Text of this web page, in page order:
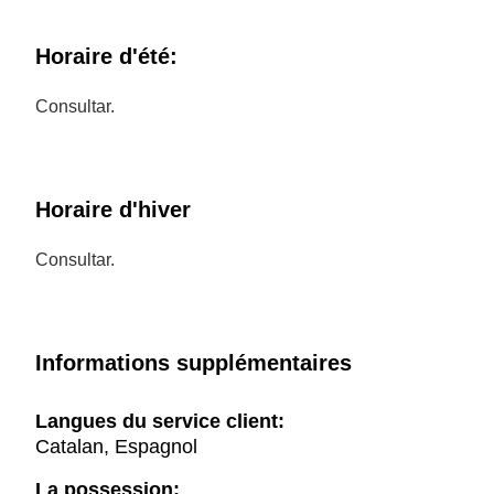
Horaire d'été:
Consultar.
Horaire d'hiver
Consultar.
Informations supplémentaires
Langues du service client:
Catalan, Espagnol
La possession: